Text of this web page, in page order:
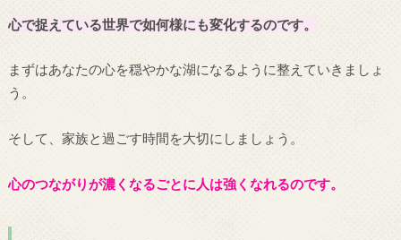
心で捉えている世界で如何様にも変化するのです。
まずはあなたの心を穏やかな湖になるように整えていきましょ
う。
そして、家族と過ごす時間を大切にしましょう。
心のつながりが濃くなるごとに人は強くなれるのです。